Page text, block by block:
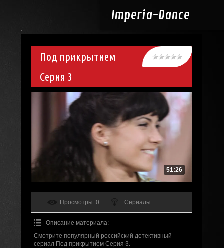
Imperia-Dance
Под прикрытием
Серия 3
51:26
Просмотры: 0 Сериалы
Описание материала:
Смотрите популярный российский детективный
сериал Под прикрытием Серия 3.